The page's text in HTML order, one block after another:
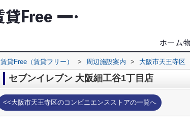
ホーム
賃貸Free（賃貸フリー） > 周辺施設案内 > 大阪市天王寺区
セブンイレブン 大阪細工谷1丁目店
<<大阪市天王寺区のコンビニエンスストアの一覧へ